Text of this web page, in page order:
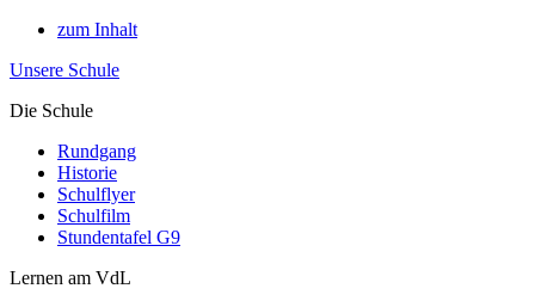
zum Inhalt
Unsere Schule
Die Schule
Rundgang
Historie
Schulflyer
Schulfilm
Stundentafel G9
Lernen am VdL